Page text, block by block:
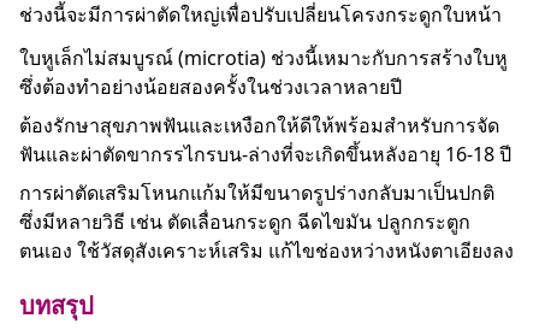
ช่วงนี้จะมีการผ่าตัดใหญ่เพื่อปรับเปลี่ยนโครงกระดูกใบหน้า
ใบหูเล็กไม่สมบูรณ์ (microtia) ช่วงนี้เหมาะกับการสร้างใบหู
ซึ่งต้องทำอย่างน้อยสองครั้งในช่วงเวลาหลายปี
ต้องรักษาสุขภาพฟันและเหงือกให้ดีให้พร้อมสำหรับการจัด
ฟันและผ่าตัดขากรรไกรบน-ล่างที่จะเกิดขึ้นหลังอายุ 16-18 ปี
การผ่าตัดเสริมโหนกแก้มให้มีขนาดรูปร่างกลับมาเป็นปกติ
ซึ่งมีหลายวิธี เช่น ตัดเลื่อนกระดูก ฉีดไขมัน ปลูกกระตูก
ตนเอง ใช้วัสดุสังเคราะห์เสริม แก้ไขช่องหว่างหนังตาเอียงลง
บทสรุป